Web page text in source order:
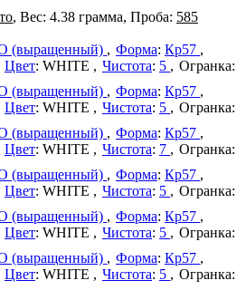
, Вес: 4.38 грамма, Проба: 585
(выращенный) Форма: Кр57
Цвет: WHITE Чистота: 5
(выращенный)
Форма: Кр57
Цвет: WHITE Чистота: 5
(выращенный)
Форма: Кр57
Цвет: WHITE Чистота: 7
(выращенный)
Форма: Кр57
Цвет: WHITE Чистота: 5
(выращенный)
Форма: Кр57
Цвет: WHITE Чистота: 5
(выращенный)
Форма: Кр57
Цвет: WHITE Чистота: 5